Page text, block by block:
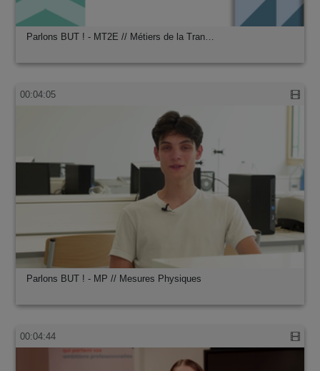
Parlons BUT ! - MT2E // Métiers de la Tran…
00:04:05
Parlons BUT ! - MP // Mesures Physiques
00:04:44